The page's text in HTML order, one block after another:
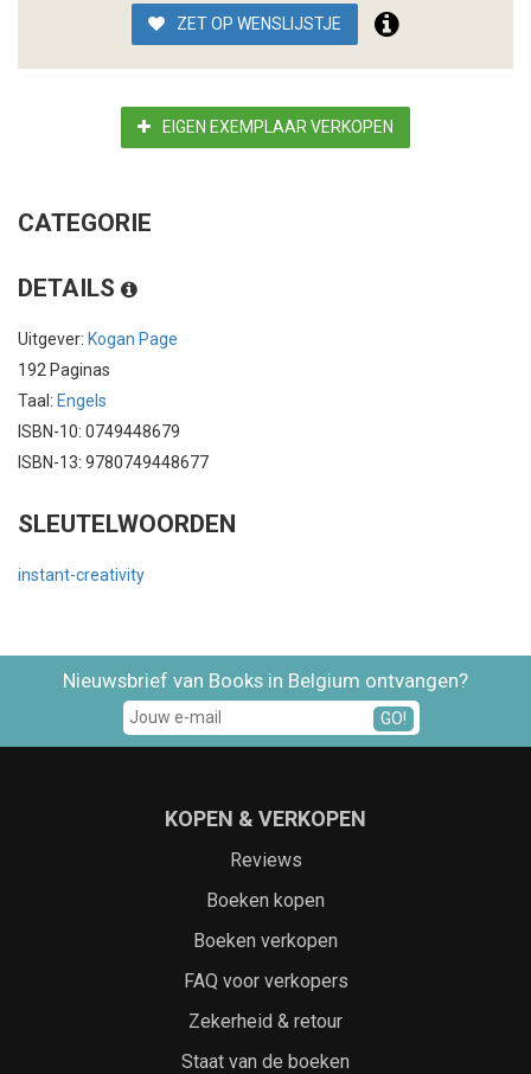
ZET OP WENSLIJSTJE
EIGEN EXEMPLAAR VERKOPEN
CATEGORIE
DETAILS
Uitgever: Kogan Page
192 Paginas
Taal: Engels
ISBN-10: 0749448679
ISBN-13: 9780749448677
SLEUTELWOORDEN
instant-creativity
Nieuwsbrief van Books in Belgium ontvangen?
GO!
KOPEN & VERKOPEN
Reviews
Boeken kopen
Boeken verkopen
FAQ voor verkopers
Zekerheid & retour
Staat van de boeken